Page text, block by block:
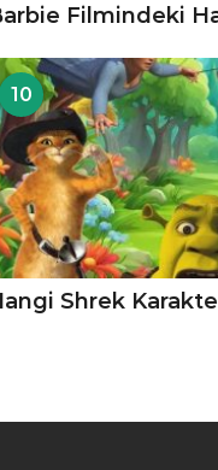
Filmindeki
10
Shrek